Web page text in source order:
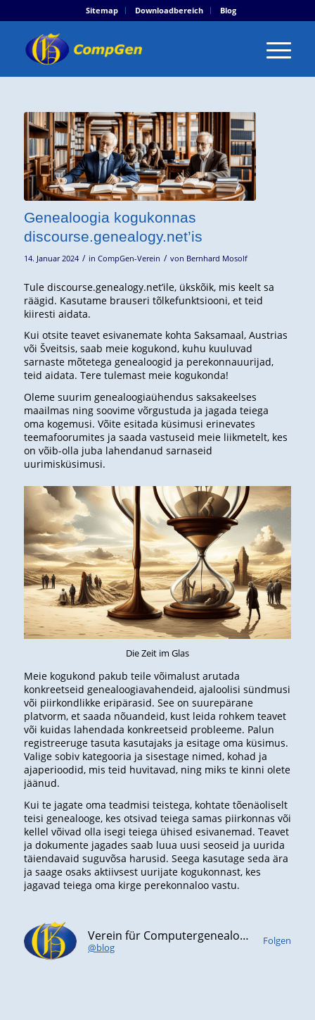
Sitemap Downloadbereich Blog
Genealoogia kogukonnas
discourse.genealogy.net’is
14. Januar 2024 / in CompGen-Verein / von Bernhard Mosolf
Tule discourse.genealogy.net’ile, ükskõik, mis keelt sa
räägid. Kasutame brauseri tõlkefunktsiooni, et teid
kiiresti aidata.
Kui otsite teavet esivanemate kohta Saksamaal, Austrias
või Šveitsis, saab meie kogukond, kuhu kuuluvad
sarnaste mõtetega genealoogid ja perekonnauurijad,
teid aidata. Tere tulemast meie kogukonda!
Oleme suurim genealoogiaühendus saksakeelses
maailmas ning soovime võrgustuda ja jagada teiega
oma kogemusi. Võite esitada küsimusi erinevates
teemafoorumites ja saada vastuseid meie liikmetelt, kes
on võib-olla juba lahendanud sarnaseid
uurimisküsimusi.
Die Zeit im Glas
Meie kogukond pakub teile võimalust arutada
konkreetseid genealoogiavahendeid, ajaloolisi sündmusi
või piirkondlikke eripärasid. See on suurepärane
platvorm, et saada nõuandeid, kust leida rohkem teavet
või kuidas lahendada konkreetseid probleeme. Palun
registreeruge tasuta kasutajaks ja esitage oma küsimus.
Valige sobiv kategooria ja sisestage nimed, kohad ja
ajaperioodid, mis teid huvitavad, ning miks te kinni olete
jäänud.
Kui te jagate oma teadmisi teistega, kohtate tõenäoliselt
teisi genealooge, kes otsivad teiega samas piirkonnas või
kellel võivad olla isegi teiega ühised esivanemad. Teavet
ja dokumente jagades saab luua uusi seoseid ja uurida
täiendavaid suguvõsa harusid. Seega kasutage seda ära
ja saage osaks aktiivsest uurijate kogukonnast, kes
jagavad teiega oma kirge perekonnaloo vastu.
Verein für Computergenealogie e.V. (CompGen)
@blog
Folgen